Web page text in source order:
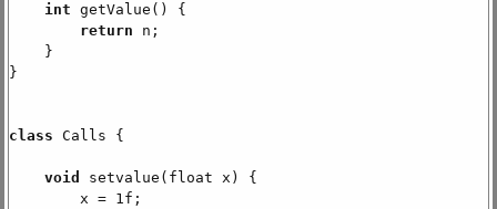
int getValue() {
return n;
}
}
class Calls {
void
setvalue(float x) {
x = 1f;